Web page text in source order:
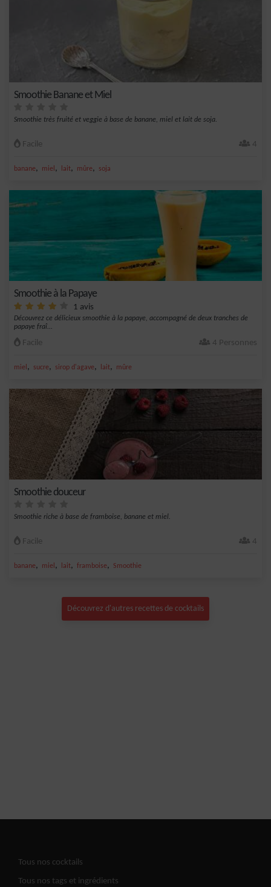
Smoothie Banane et Miel
Smoothie très fruité et veggie à base de banane, miel et lait de soja.
Facile 4
banane, miel , lait, mûre, soja
Smoothie à la Papaye
1 avis
Découvrez ce délicieux smoothie à la papaye, accompagné de deux tranches de
papaye fraî...
Facile 4 Personnes
miel , sucre, sirop d'agave, lait, mûre
Smoothie douceur
Smoothie riche à base de framboise, banane et miel.
Facile 4
banane, miel , lait, framboise, Smoothie
Découvrez d'autres recettes de cocktails
Tous nos cocktails
Tous nos tags et ingrédients